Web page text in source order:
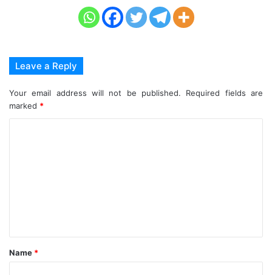
Leave a Reply
Your email address will not be published.
Required fields are
marked *
t
*
Name *